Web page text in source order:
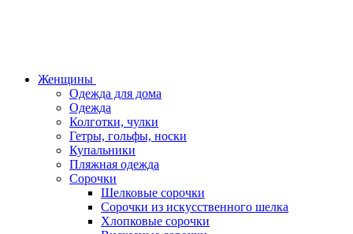
Женщины
Одежда для дома
Одежда
Колготки, чулки
Гетры, гольфы, носки
Купальники
Пляжная одежда
Сорочки
Шелковые сорочки
Сорочки из искусственного шелка
Хлопковые сорочки